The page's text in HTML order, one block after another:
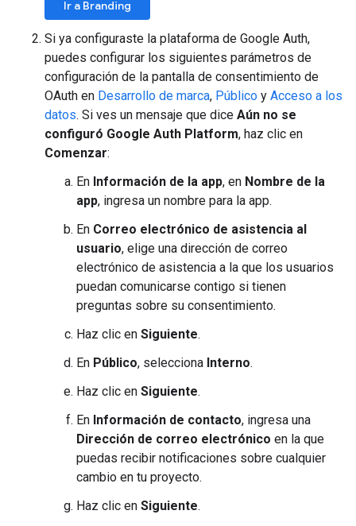
Ir a Branding
Si ya configuraste la plataforma de Google Auth,
puedes configurar los siguientes parámetros de
configuración de la pantalla de consentimiento de
OAuth en Desarrollo de marca, Público y Acceso a los
datos. Si ves un mensaje que dice Aún no se
configuró Google Auth Platform, haz clic en
Comenzar:
En Información de la app, en Nombre de la
app, ingresa un nombre para la app.
En Correo electrónico de asistencia al
usuario, elige una dirección de correo
electrónico de asistencia a la que los usuarios
puedan comunicarse contigo si tienen
preguntas sobre su consentimiento.
Haz clic en Siguiente.
En Público, selecciona Interno.
Haz clic en Siguiente.
En Información de contacto, ingresa una
Dirección de correo electrónico en la que
puedas recibir notificaciones sobre cualquier
cambio en tu proyecto.
Haz clic en Siguiente.